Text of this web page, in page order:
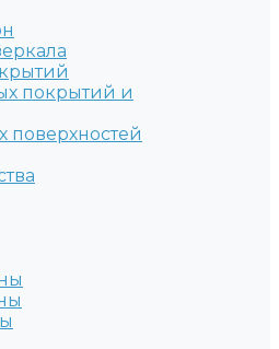
покрытий и
поверхностей